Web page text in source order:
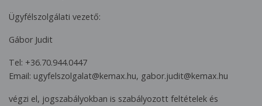
Ügyfélszolgálati vezető:
Gábor Judit
Tel: +36.70.944.0447
Email: ugyfelszolgalat@kemax.hu, gabor.judit@kemax.hu
végzi el, jogszabályokban is szabályozott feltételek és